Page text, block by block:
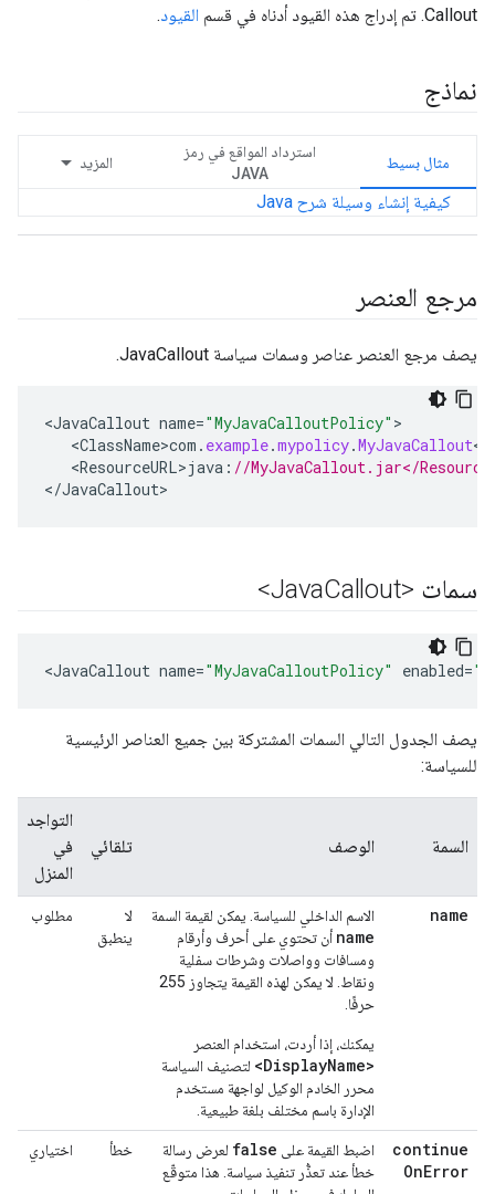
Callout. تم إدراج هذه القيود أدناه في قسم
القيود.
نماذج
مثال بسيط
استرداد المواقع في رمز
JAVA
المزيد
كيفية إنشاء وسيلة شرح Java
مرجع العنصر
يصف مرجع العنصر عناصر وسمات سياسة JavaCallout.
<JavaCallout name="MyJavaCalloutPolicy"
<ClassName>com . example.mypolicy.MyJavaCallout<
<ResourceURL>java : //MyJavaCallout.jar</
</JavaCallout>
سمات <JavaCallout>
<JavaCallout name="MyJavaCalloutPolicy" enabled=
يصف الجدول التالي السمات المشتركة بين جميع العناصر الرئيسية
للسياسة:
السمة الوصف تلقائي
التواجد
في
المنزل
name
الاسم الداخلي للسياسة. يمكن لقيمة السمة
name أن تحتوي على أحرف وأرقام
ومسافات وواصلات وشرطات سفلية
ونقاط. لا يمكن لهذه القيمة يتجاوز 255
حرفًا.
يمكنك، إذا أردت، استخدام العنصر
<DisplayName> لتصنيف السياسة
محرر الخادم الوكيل لواجهة مستخدم
الإدارة باسم مختلف بلغة طبيعية.
لا
ينطبق
مطلوب
continue
OnError
اضبط القيمة على false لعرض رسالة
خطأ عند تعذُّر تنفيذ سياسة. هذا متوقّع
خطأ اختياري